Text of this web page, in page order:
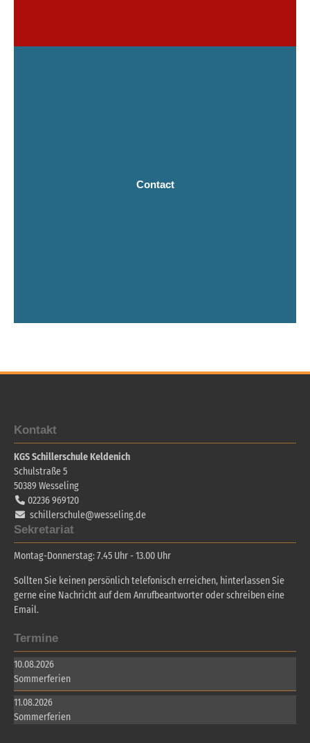
Contact
Kontakt
KGS Schillerschule Keldenich
Schulstraße 5
50389 Wesseling
02236 969120
schillerschule@wesseling.de
Sekretariat
Montag-Donnerstag: 7.45 Uhr - 13.00 Uhr
Sollten Sie keinen persönlich telefonisch erreichen, hinterlassen Sie
gerne eine Nachricht auf dem Anrufbeantworter oder schreiben eine
Email.
Termine
10.08.2026
Sommerferien
11.08.2026
Sommerferien